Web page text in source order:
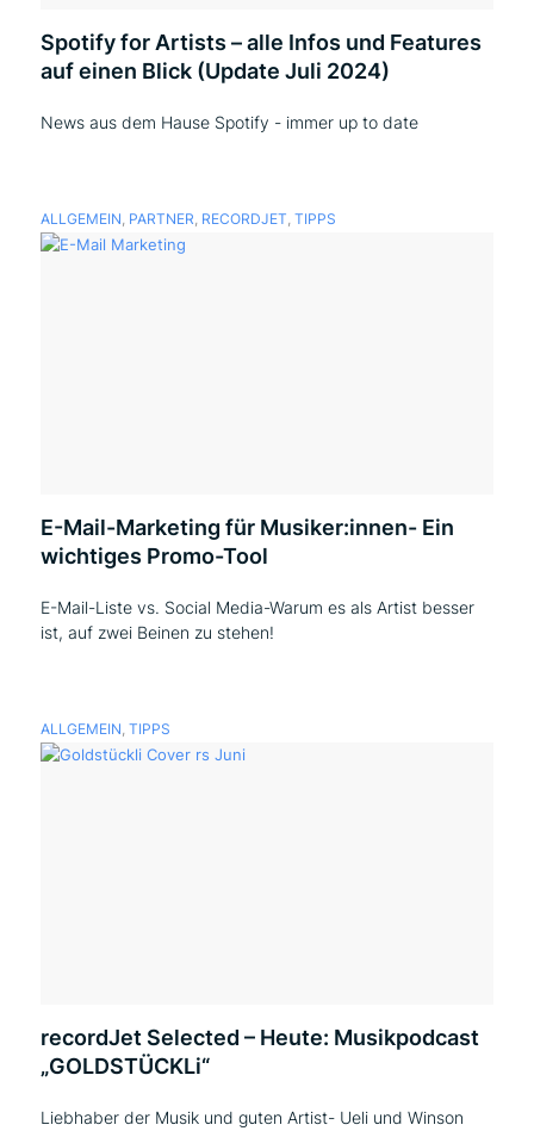
Spotify for Artists – alle Infos und Features
auf einen Blick (Update Juli 2024)
News aus dem Hause Spotify - immer up to date
ALLGEMEIN, PARTNER, RECORDJET, TIPPS
E-Mail-Marketing für Musiker:innen- Ein
wichtiges Promo-Tool
E-Mail-Liste vs. Social Media-Warum es als Artist besser
ist, auf zwei Beinen zu stehen!
ALLGEMEIN, TIPPS
recordJet Selected – Heute: Musikpodcast
„GOLDSTÜCKLi“
Liebhaber der Musik und guten Artist- Ueli und Winson